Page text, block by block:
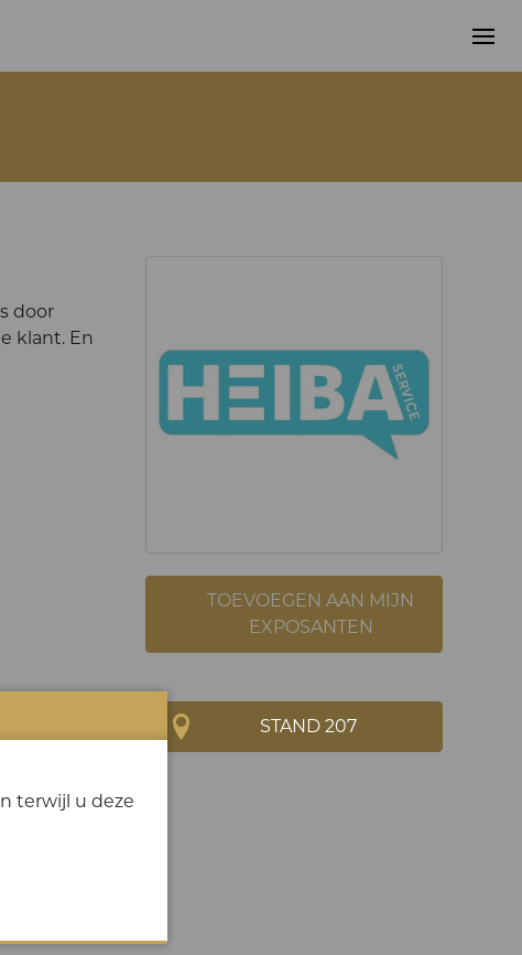
TOEVOEGEN AAN MIJN
EXPOSANTEN
STAND 207
door
klant. En
terwijl u deze